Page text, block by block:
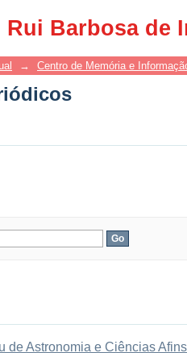
Barbosa de
→ Centro de Memória e
de Astronomia e Ciências